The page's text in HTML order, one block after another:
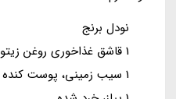
نودل برنج
1 قاشق غذاخوری روغن زیتون
1 سیب زمینی، پوست کنده و مکعبی خرد شده